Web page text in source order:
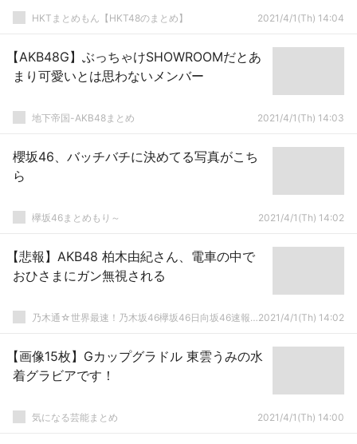
HKTまとめもん【HKT48のまとめ】 2021/4/1(Th) 14:04
【AKB48G】ぶっちゃけSHOWROOMだとあ
まり可愛いとは思わないメンバー
地下帝国-AKB48まとめ 2021/4/1(Th) 14:03
櫻坂46、バッチバチに決めてる写真がこち
ら
欅坂46まとめもり～ 2021/4/1(Th) 14:02
【悲報】AKB48 柏木由紀さん、電車の中で
おひさまにガン無視される
乃木通☆世界最速！乃木坂46欅坂46日向坂46速報まとめ2021/4/1(Th) 14:02
【画像15枚】Gカップグラドル 東雲うみの水
着グラビアです！
気になる芸能まとめ 2021/4/1(Th) 14:00